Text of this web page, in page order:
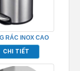
RÁC INOX CAO
DÙNG CHO VĂN
TP692114
CHI TIẾT